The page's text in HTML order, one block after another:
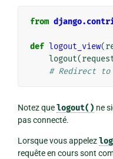
from
def logout_view(
logout(
# Redirect to
Notez quelogout() ne
pas connecté.
Lorsque vous appelez
requête en cours sont